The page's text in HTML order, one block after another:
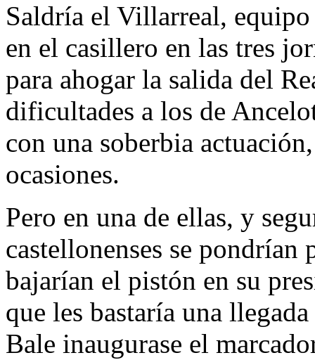
Saldría el Villarreal,
en el casillero en las tres
para ahogar la salida del
dificultades a los de
con una soberbia
ocasiones.
Pero en una de ellas, y
castellonenses se
bajarían el pistón en su
que les bastaría una
Bale inaugurase el